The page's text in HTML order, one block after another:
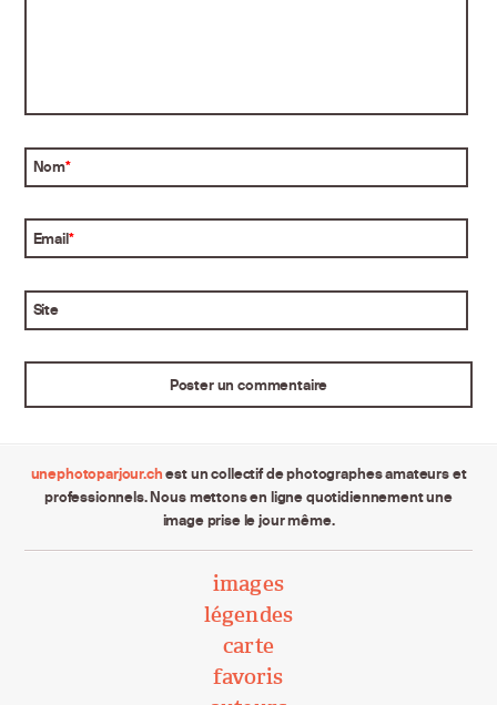
Nom*
Email*
Site
unephotoparjour.chest un collectif de photographes amateurs et
professionnels. Nous mettons en ligne quotidiennement une
image prise le jour même.
images
légendes
carte
favoris